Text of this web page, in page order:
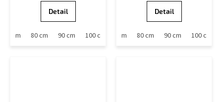
Detail
70 cm 80 cm 90 cm 100 cm
Detail
60 cm 70 cm 80 cm 90 cm 100 cm